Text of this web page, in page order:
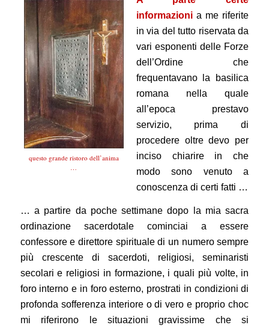
questo grande ristoro dell’anima
…
informazionia me riferite
in via del tutto riservata da
vari esponenti delle Forze
dell’Ordine che
frequentavano la basilica
romana nella quale
all’epoca prestavo
servizio, prima di
procedere oltre devo per
inciso chiarire in che
modo sono venuto a
conoscenza di certi fatti …
… a partire da poche settimane dopo la mia sacra
ordinazione sacerdotale cominciai a essere
confessore e direttore spirituale di un numero sempre
più crescente di sacerdoti, religiosi, seminaristi
secolari e religiosi in formazione, i quali più volte, in
foro interno e in foro esterno, prostrati in condizioni di
profonda sofferenza interiore o di vero e proprio choc
mi riferirono le situazioni gravissime che si